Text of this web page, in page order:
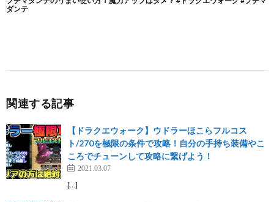
関連する記事
【ドラクエウォーク】ウドラーほこらフルコス
ト/270を極限の条件で攻略！自分の手持ち装備やこ
ころでチューンして攻略に繋げよう！
2021.03.07
[…]